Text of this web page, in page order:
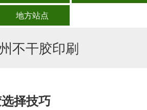
地方站点
不干胶印刷
择技巧